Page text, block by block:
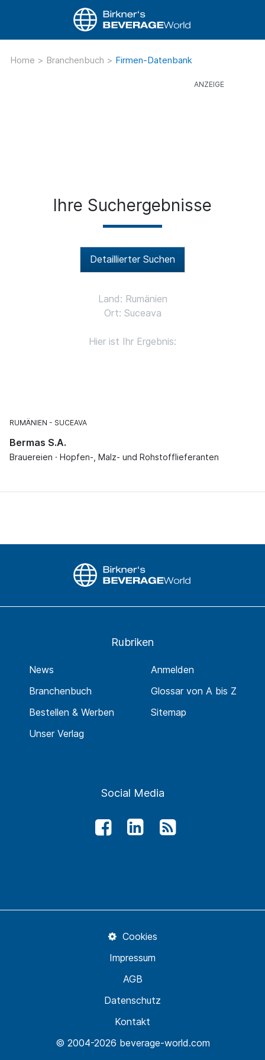
Home > Branchenbuch > Firmen-Datenbank
Ihre Suchergebnisse
Detaillierter Suchen
Land: Rumänien
Ort: Suceava
Hier ist Ihr Ergebnis:
RUMÄNIEN SUCEAVA
Bermas S.A.
Brauereien · Hopfen-, Malz- und Rohstofflieferanten
Rubriken
News
Branchenbuch
Bestellen & Werben
Unser Verlag
Anmelden
Glossar von A bis Z
Sitemap
Social Media
© 2004-2026 beverage-world.com
Kontakt
Datenschutz
AGB
Impressum
Cookies